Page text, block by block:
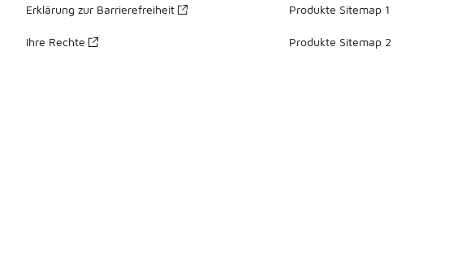
Erklärung zur Barrierefreiheit
Ihre Rechte
Produkte Sitemap 1
Produkte Sitemap 2